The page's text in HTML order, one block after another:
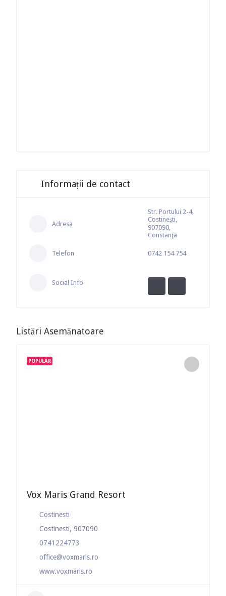
Informații de contact
Adresa
Str. Portului 2-4,
Costineşti,
907090,
Constanţa
Telefon 0742 154 754
Social Info
Listări Asemănatoare
POPULAR
Vox Maris Grand Resort
Costinesti
Costinesti, 907090
0741224773
office@voxmaris.ro
www.voxmaris.ro